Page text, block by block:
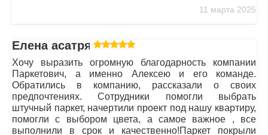
11 марта 2025
Елена асатрян
Хочу выразить огромную благодарность компании
Паркетович, а именно Алексею и его команде.
Обратились в компанию, рассказали о своих
предпочтениях. Сотрудники помогли выбрать
штучный паркет, начертили проект под нашу квартиру,
помогли с выбором цвета, а самое важное , все
выполнили в срок и качественно!Паркет покрыли